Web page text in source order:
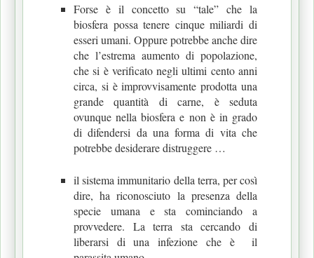
Forse è il concetto su “tale” che la
biosfera possa tenere cinque miliardi di
esseri umani. Oppure potrebbe anche dire
che l’estrema aumento di popolazione,
che si è verificato negli ultimi cento anni
circa, si è improvvisamente prodotta una
grande quantità di carne, è seduta
ovunque nella biosfera e non è in grado
di difendersi da una forma di vita che
potrebbe desiderare distruggere …
il sistema immunitario della terra, per così
dire, ha riconosciuto la presenza della
specie umana e sta cominciando a
provvedere. La terra sta cercando di
liberarsi di una infezione che è il